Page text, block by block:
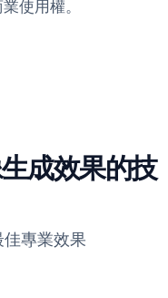
使用權。
成效果的技
佳專業效果